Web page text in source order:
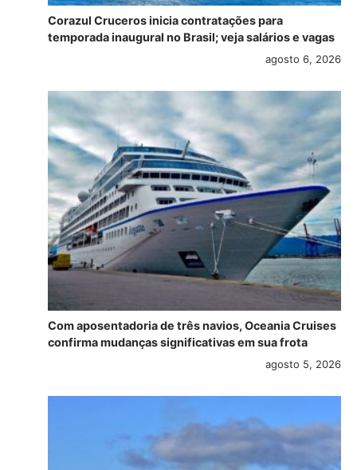
Corazul Cruceros inicia contratações para
temporada inaugural no Brasil; veja salários e vagas
agosto 6, 2026
Com aposentadoria de três navios, Oceania Cruises
confirma mudanças significativas em sua frota
agosto 5, 2026